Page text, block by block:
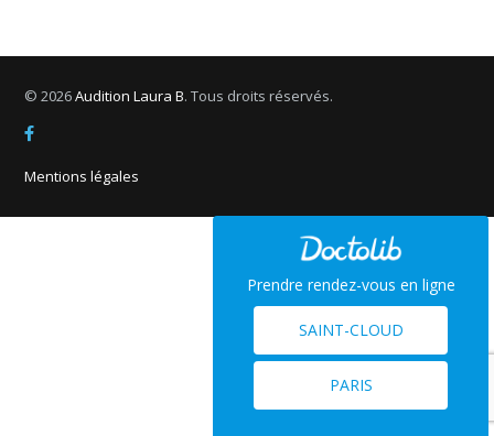
© 2026Audition Laura B. Tous droits réservés.
Mentions légales
Prendre rendez-vous en ligne
SAINT-CLOUD
PARIS